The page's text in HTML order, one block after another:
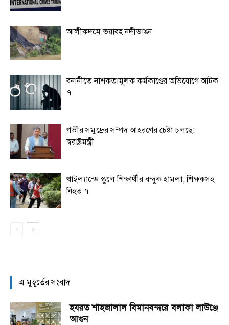
আলীকদমে ভয়াবহ নদীভাঙন
বনানীতে নাশকতামূলক কর্মকাণ্ডের অভিযোগে আটক
৭
গভীর সমুদ্রের সম্পদ আহরণের চেষ্টা চলছে:
স্বরাষ্ট্রমন্ত্রী
থাইল্যান্ডে স্কুলে শিক্ষার্থীর বন্দুক হামলা, শিক্ষকসহ
নিহত ৭
এ মুহূর্তের সংবাদ
হযরত শাহজালাল বিমানবন্দরে বলাকা লাউঞ্জে
আগুন